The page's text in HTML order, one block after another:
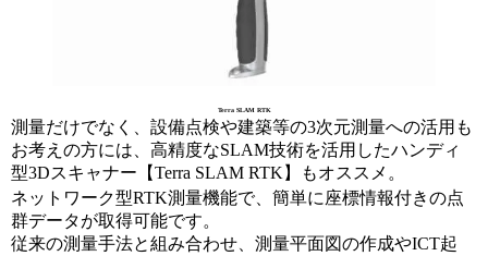
Terra SLAM RTK
測量だけでなく、設備点検や建築等の3次元測量への活用も
お考えの方には、高精度なSLAM技術を活用したハンディ
型3Dスキャナー【Terra SLAM RTK】もオススメ。
ネットワーク型RTK測量機能で、簡単に座標情報付きの点
群データが取得可能です。
従来の測量手法と組み合わせ、測量平面図の作成やICT起